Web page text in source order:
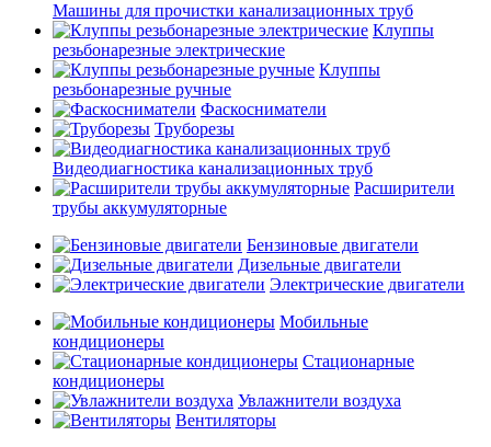
Машины для прочистки канализационных труб
Клуппы
резьбонарезные электрические
Клуппы
резьбонарезные ручные
Фаскосниматели
Труборезы
Видеодиагностика канализационных труб
Расширители
трубы аккумуляторные
Бензиновые двигатели
Дизельные двигатели
Электрические двигатели
Мобильные
кондиционеры
Стационарные
кондиционеры
Увлажнители воздуха
Вентиляторы